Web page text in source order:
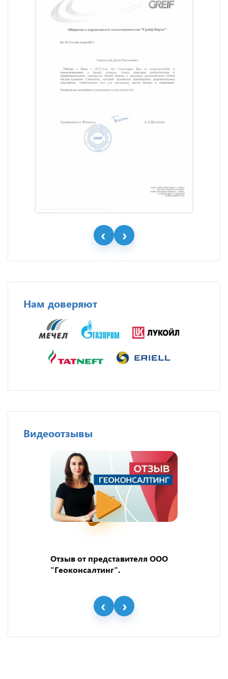
Нам доверяют
Видеоотзывы
Отзыв от представителя ООО
"Геоконсалтинг".